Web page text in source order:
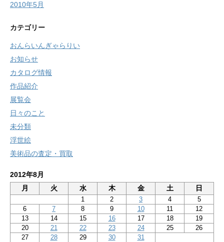
2010年5月
カテゴリー
おんらいんぎゃらりい
お知らせ
カタログ情報
作品紹介
展覧会
日々のこと
未分類
浮世絵
美術品の査定・買取
2012年8月
月
火 水 木 金 土 日
1 2 3 4
5
6
7 8 9 10 11
12
13
14 15 16 17 18
19
20
21 22 23 24 25
26
27
28 29 30 31